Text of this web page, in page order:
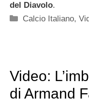
del Diavolo.
Categorie
Calcio Italiano,
Video:
di Armand